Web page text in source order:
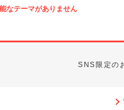
なテーマがありません
SNS限定の